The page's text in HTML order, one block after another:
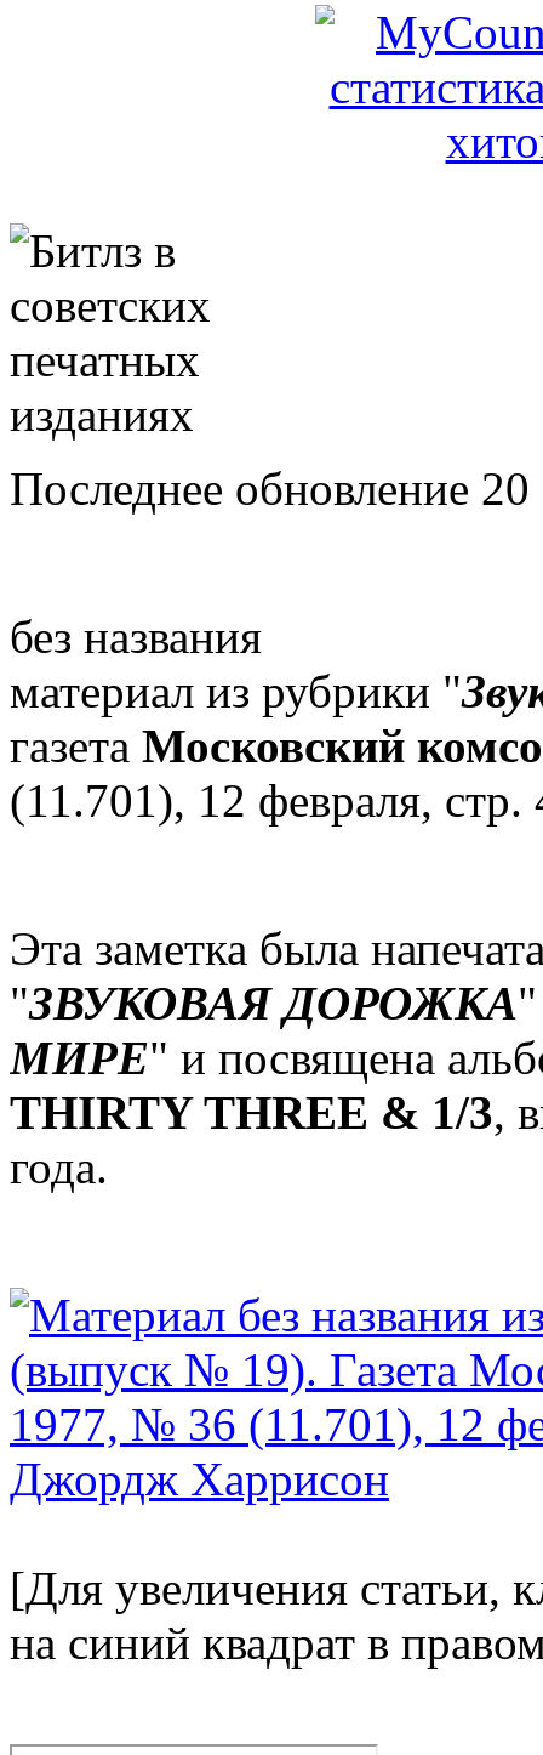
Последнее обновление 20
без названия
материал из рубрики "
газета Московский
(11.701), 12 февраля, стр.
Эта заметка была
"ЗВУКОВАЯ ДОРОЖКА
МИРЕ" и посвящена
THIRTY THREE & 1/3,
года.
[Для увеличения статьи,
на синий квадрат в